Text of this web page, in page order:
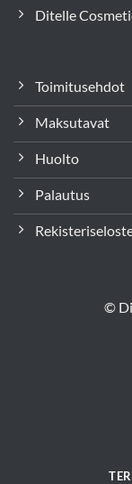
Ditelle
Toimitusehdot
Maksutavat
Huolto
Palautus
©